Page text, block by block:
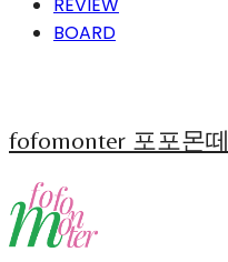
BOARD
fofomonter 포포몬떼